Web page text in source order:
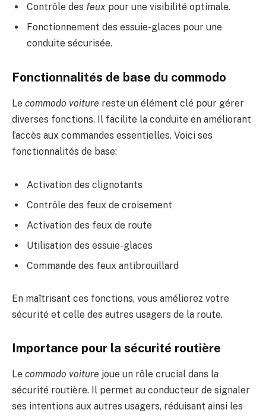
Contrôle des feux pour une visibilité optimale.
Fonctionnement des essuie-glaces pour une
conduite sécurisée.
Fonctionnalités de base du commodo
Le commodo voiture reste un élément clé pour gérer
diverses fonctions. Il facilite la conduite en améliorant
l’accès aux commandes essentielles. Voici ses
fonctionnalités de base:
Activation des clignotants
Contrôle des feux de croisement
Activation des feux de route
Utilisation des essuie-glaces
Commande des feux antibrouillard
En maîtrisant ces fonctions, vous améliorez votre
sécurité et celle des autres usagers de la route.
Importance pour la sécurité routière
Le commodo voiture joue un rôle crucial dans la
sécurité routière. Il permet au conducteur de signaler
ses intentions aux autres usagers, réduisant ainsi les